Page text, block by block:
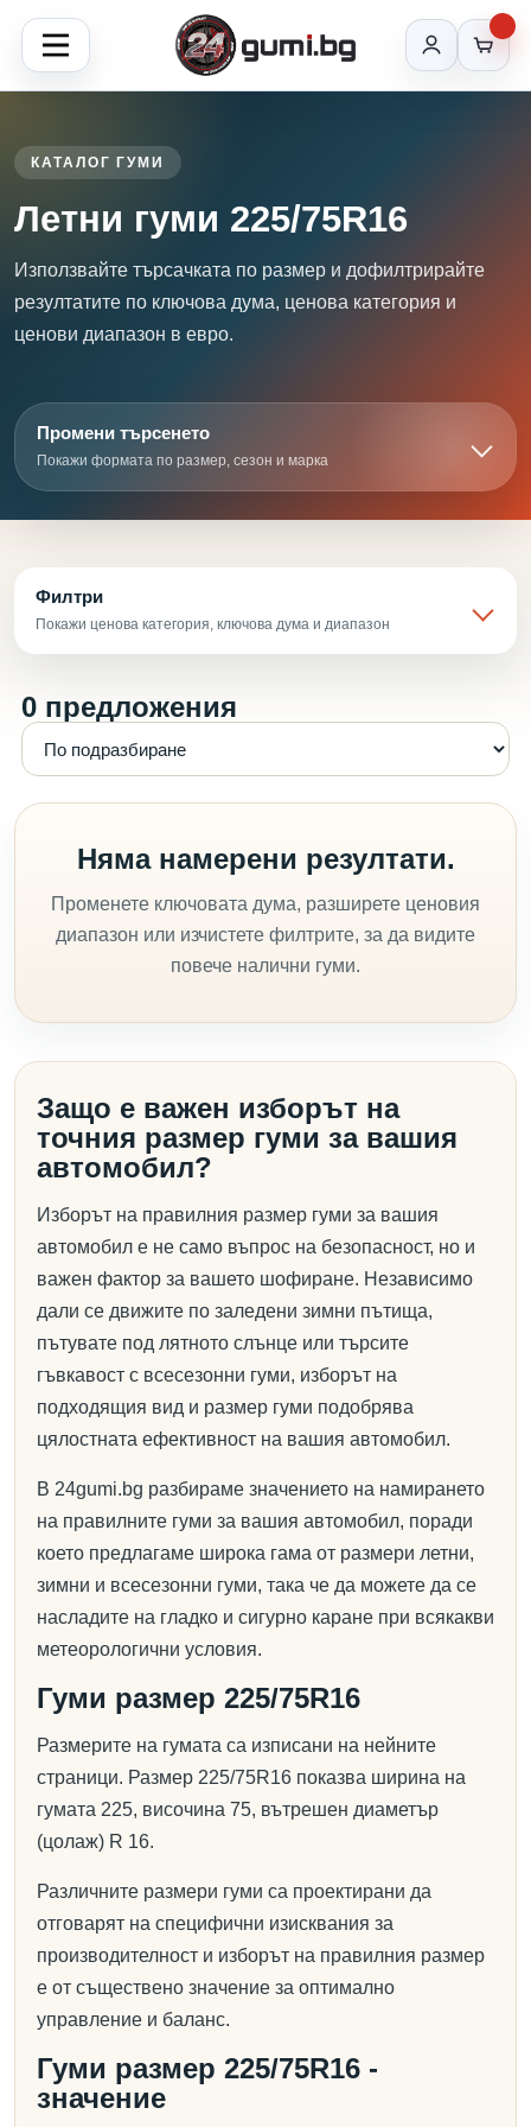
КАТАЛОГ ГУМИ
Летни гуми 225/75R16
Използвайте търсачката по размер и дофилтрирайте
резултатите по ключова дума, ценова категория и
ценови диапазон в евро.
Промени търсенето
Покажи формата по размер, сезон и марка
Филтри
Покажи ценова категория, ключова дума и диапазон
0 предложения
Няма намерени резултати.
Променете ключовата дума, разширете ценовия
диапазон или изчистете филтрите, за да видите
повече налични гуми.
Защо е важен изборът на
точния размер гуми за вашия
автомобил?
Изборът на правилния размер гуми за вашия
автомобил е не само въпрос на безопасност, но и
важен фактор за вашето шофиране. Независимо
дали се движите по заледени зимни пътища,
пътувате под лятното слънце или търсите
гъвкавост с всесезонни гуми, изборът на
подходящия вид и размер гуми подобрява
цялостната ефективност на вашия автомобил.
В 24gumi.bg разбираме значението на намирането
на правилните гуми за вашия автомобил, поради
което предлагаме широка гама от размери летни,
зимни и всесезонни гуми, така че да можете да се
насладите на гладко и сигурно каране при всякакви
метеорологични условия.
Гуми размер 225/75R16
Размерите на гумата са изписани на нейните
страници. Размер 225/75R16 показва ширина на
гумата 225, височина 75, вътрешен диаметър
(цолаж) R 16.
Различните размери гуми са проектирани да
отговарят на специфични изисквания за
производителност и изборът на правилния размер
е от съществено значение за оптимално
управление и баланс.
Гуми размер 225/75R16 -
значение